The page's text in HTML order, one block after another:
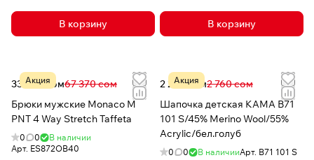
В корзину В корзину
Акция
33 089 сом67 370 сом
Брюки мужские Monaco M
PNT 4 Way Stretch Taffeta
0 0
В наличии
Арт. ES872OB40
Акция
2 208 сом2 760 сом
Шапочка детская КАМА B71
101 S/45% Merino Wool/55%
Acrylic/бел.голуб
0 0 В наличииАрт. B71 101 S